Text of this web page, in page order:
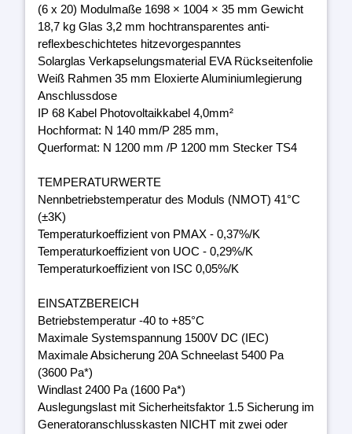
(6 x 20) Modulmaße 1698 × 1004 × 35 mm Gewicht
18,7 kg Glas 3,2 mm hochtransparentes anti-
reflexbeschichtetes hitzevorgespanntes
Solarglas Verkapselungsmaterial EVA Rückseitenfolie
Weiß Rahmen 35 mm Eloxierte Aluminiumlegierung
Anschlussdose
IP 68 Kabel Photovoltaikkabel 4,0mm²
Hochformat: N 140 mm/P 285 mm,
Querformat: N 1200 mm /P 1200 mm Stecker TS4
TEMPERATURWERTE
Nennbetriebstemperatur des Moduls (NMOT) 41°C
(±3K)
Temperaturkoeffizient von PMAX - 0,37%/K
Temperaturkoeffizient von UOC - 0,29%/K
Temperaturkoeffizient von ISC 0,05%/K
EINSATZBEREICH
Betriebstemperatur -40 to +85°C
Maximale Systemspannung 1500V DC (IEC)
Maximale Absicherung 20A Schneelast 5400 Pa
(3600 Pa*)
Windlast 2400 Pa (1600 Pa*)
Auslegungslast mit Sicherheitsfaktor 1.5 Sicherung im
Generatoranschlusskasten NICHT mit zwei oder